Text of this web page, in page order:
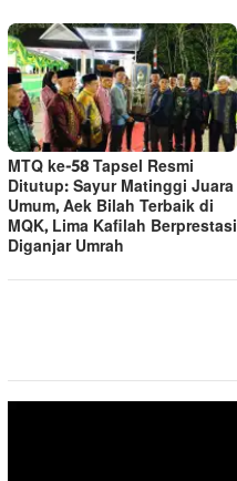
MTQ ke-58 Tapsel Resmi
Ditutup: Sayur Matinggi Juara
Umum, Aek Bilah Terbaik di
MQK, Lima Kafilah Berprestasi
Diganjar Umrah